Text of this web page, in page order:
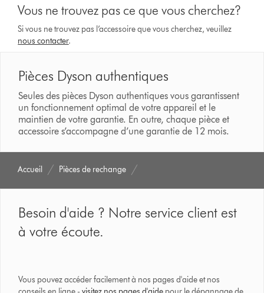
Vous ne trouvez pas ce que vous cherchez?
Si vous ne trouvez pas l’accessoire que vous cherchez, veuillez
nous contacter.
Pièces Dyson authentiques
Seules des pièces Dyson authentiques vous garantissent
un fonctionnement optimal de votre appareil et le
maintien de votre garantie. En outre, chaque pièce et
accessoire s’accompagne d’une garantie de 12 mois.
Accueil Pièces de rechange
Besoin d'aide ? Notre service client est
à votre écoute.
Vous pouvez accéder facilement à nos pages d'aide et nos